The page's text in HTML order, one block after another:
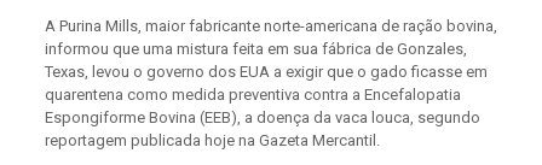
A Purina Mills, maior fabricante norte-americana de ração bovina,
informou que uma mistura feita em sua fábrica de Gonzales,
Texas, levou o governo dos EUA a exigir que o gado ficasse em
quarentena como medida preventiva contra a Encefalopatia
Espongiforme Bovina (EEB), a doença da vaca louca, segundo
reportagem publicada hoje na Gazeta Mercantil.